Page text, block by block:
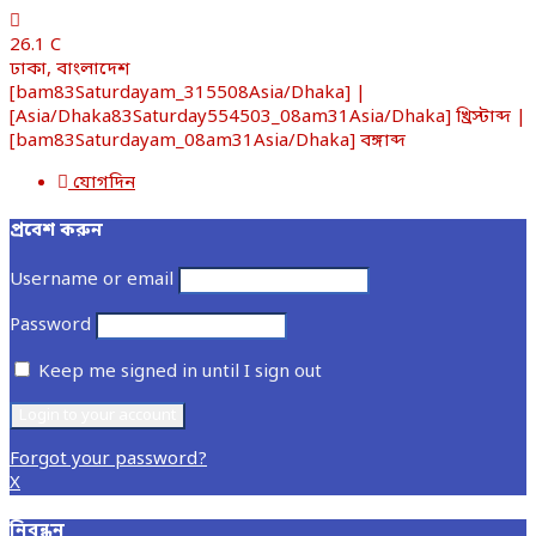
26.1 C
ঢাকা, বাংলাদেশ
[bam83Saturdayam_315508Asia/Dhaka] |
[Asia/Dhaka83Saturday554503_08am31Asia/Dhaka] খ্রিস্টাব্দ |
[bam83Saturdayam_08am31Asia/Dhaka] বঙ্গাব্দ
যোগদিন
প্রবেশ করুন
Username or email
Password
Keep me signed in until I sign out
Forgot your password?
X
নিবন্ধন